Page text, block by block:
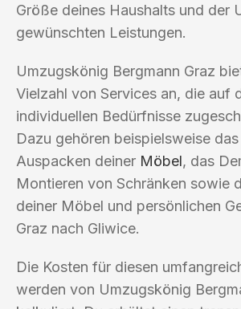
Größe deines Haushalts und der
gewünschten Leistungen.
Umzugskönig Bergmann Graz
Vielzahl von Services an, die auf
individuellen Bedürfnisse
Dazu gehören beispielsweise
Auspacken deiner Möbel, das
Montieren von Schränken sowie
deiner Möbel und persönlichen
Graz nach Gliwice.
Die Kosten für diesen
werden von Umzugskönig